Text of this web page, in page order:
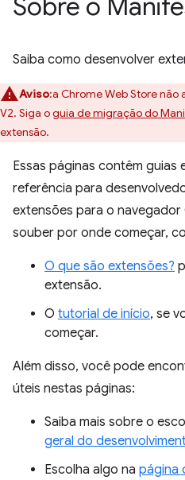
Sobre o
Saiba como desenvolver
Aviso:a Chrome Web Store
V2. Siga oguia de migração do
extensão.
Essas páginas contêm guias
referência para
extensões para o navegador
souber por onde começar,
O que são extensões?
extensão.
O tutorial de início, se
começar.
Além disso, você pode
úteis nestas páginas:
Saiba mais sobre o
geral do
Escolha algo na página